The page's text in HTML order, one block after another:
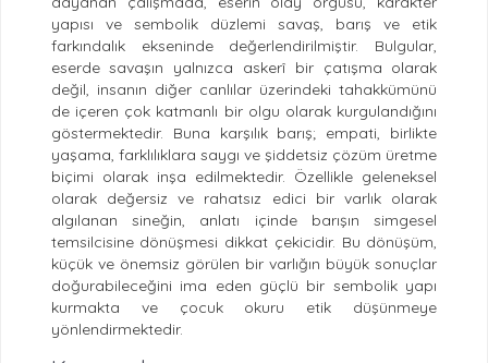
yapısı ve sembolik düzlemi savaş, barış ve etik
farkındalık ekseninde değerlendirilmiştir. Bulgular,
eserde savaşın yalnızca askerî bir çatışma olarak
değil, insanın diğer canlılar üzerindeki tahakkümünü
de içeren çok katmanlı bir olgu olarak kurgulandığını
göstermektedir. Buna karşılık barış; empati, birlikte
yaşama, farklılıklara saygı ve şiddetsiz çözüm üretme
biçimi olarak inşa edilmektedir. Özellikle geleneksel
olarak değersiz ve rahatsız edici bir varlık olarak
algılanan sineğin, anlatı içinde barışın simgesel
temsilcisine dönüşmesi dikkat çekicidir. Bu dönüşüm,
küçük ve önemsiz görülen bir varlığın büyük sonuçlar
doğurabileceğini ima eden güçlü bir sembolik yapı
kurmakta ve çocuk okuru etik düşünmeye
yönlendirmektedir.